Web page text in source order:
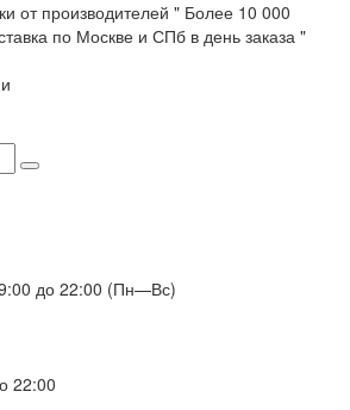
от производителей " Более 10 000
по Москве и СПб в день заказа "
до 22:00 (Пн—Вс)
22:00